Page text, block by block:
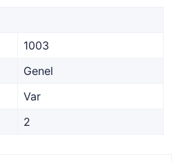
1003
Genel
Var
2